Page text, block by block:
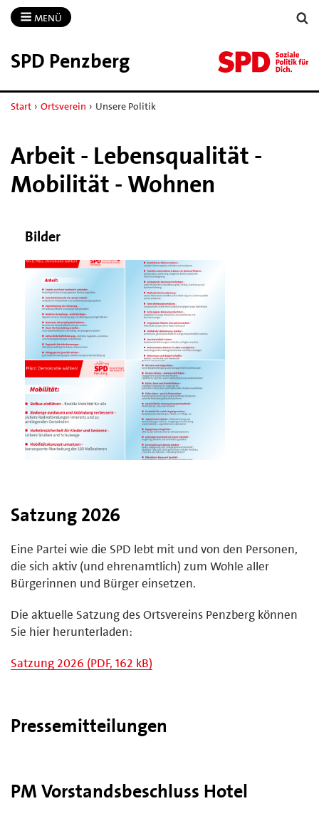
MENÜ
SPD Penzberg
Start › Ortsverein › Unsere Politik
Arbeit - Lebensqualität -
Mobilität - Wohnen
Bilder
Satzung 2026
Eine Partei wie die SPD lebt mit und von den Personen,
die sich aktiv (und ehrenamtlich) zum Wohle aller
Bürgerinnen und Bürger einsetzen.
Die aktuelle Satzung des Ortsvereins Penzberg können
Sie hier herunterladen:
Satzung 2026 (PDF, 162 kB)
Pressemitteilungen
PM Vorstandsbeschluss Hotel